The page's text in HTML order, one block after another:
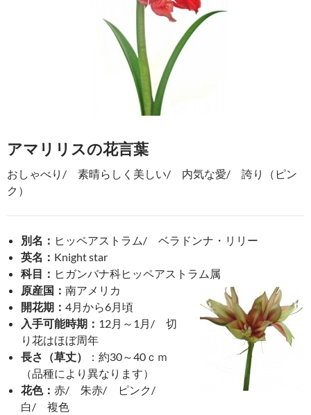
アマリリスの花言葉
おしゃべり/ 素晴らしく美しい/ 内気な愛/ 誇り（ピン
ク）
別名： ヒッペアストラム/ ベラドンナ・リリー
英名： Knight star
科目： ヒガンバナ科ヒッペアストラム属
原産国： 南アメリカ
開花期： 4月から6月頃
入手可能時期： 12月～1月/ 切
り花はほぼ周年
長さ（草丈）
：約30～40ｃｍ
（品種により異なります）
花色： 赤/ 朱赤/ ピンク/
白/ 複色